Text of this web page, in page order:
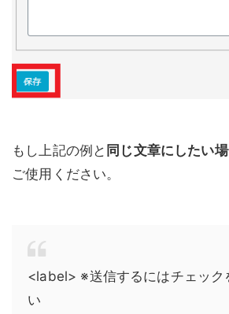
もし上記の例と 同じ文章にしたい
ご使用ください。
<label> ※送信するにはチェック
い